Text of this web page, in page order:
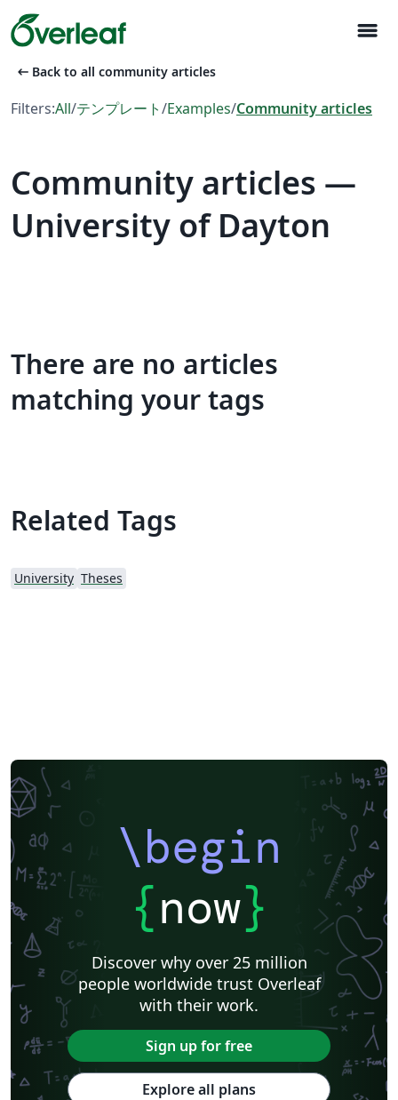
menu
arrow_left_alt Back to all community articles
Filters:All/テンプレート/Examples/Community articles
Community articles —
University of Dayton
There are no articles
matching your tags
Related Tags
University Theses
\begin
{now}
Discover why over 25 million
people worldwide trust Overleaf
with their work.
Sign up for free
Explore all plans